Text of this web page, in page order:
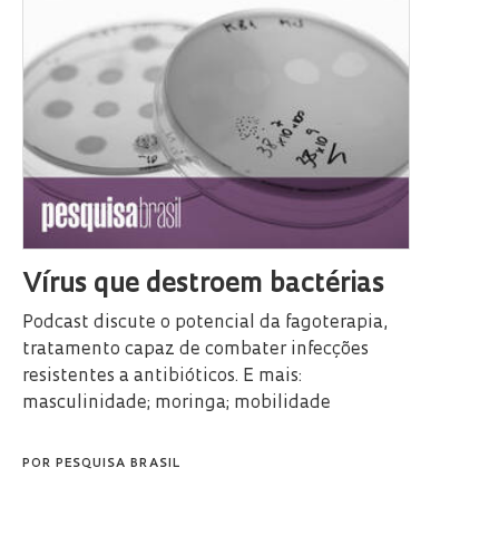
Vírus que destroem bactérias
Podcast discute o potencial da fagoterapia,
tratamento capaz de combater infecções
resistentes a antibióticos. E mais:
masculinidade; moringa; mobilidade
POR PESQUISA BRASIL